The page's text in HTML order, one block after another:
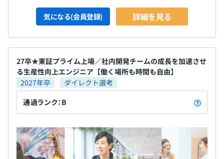
気になる(会員登録) 詳細を見る
27卒★東証プライム上場／社内開発チームの成長を加速させ
る生産性向上エンジニア【働く場所も時間も自由】
2027年卒
ダイレクト選考
通過ランク：B